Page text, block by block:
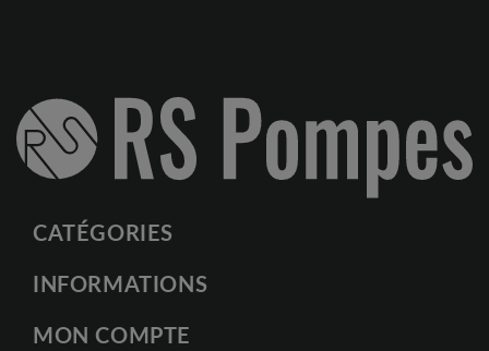
CATÉGORIES
INFORMATIONS
MON COMPTE